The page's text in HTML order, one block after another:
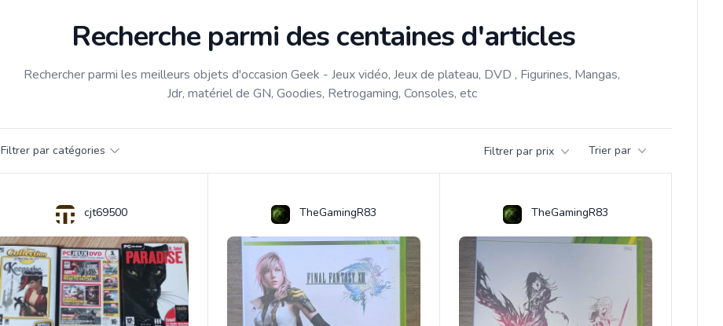
Recherche parmi des centaines d'articles
Rechercher parmi les meilleurs objets d'occasion Geek - Jeux vidéo, Jeux de plateau, DVD , Figurines, Mangas,
Jdr, matériel de GN, Goodies, Retrogaming, Consoles, etc
Filtrer par catégories Filtrer par prix Trier par
cjt69500 TheGamingR83 TheGamingR83